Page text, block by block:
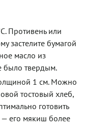
Противень или
застелите бумагой
масло из
было твердым.
1 см. Можно
тостовый хлеб,
готовить
его мякиш более